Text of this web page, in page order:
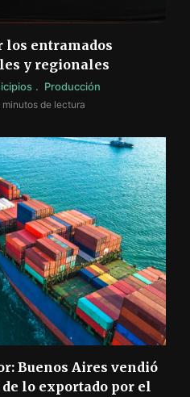
los entramados
y regionales
Producción
minutos de lectura
Buenos Aires vendió
lo exportado por el